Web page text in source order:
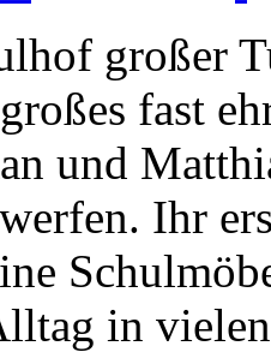
großer
fast
und
Ihr
in